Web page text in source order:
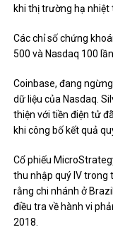
khi thị trường hạ
Các chỉ số chứng
500 và Nasdaq 100
Coinbase, đangngừng
dữ liệu của Nasdaq.
thiện với tiền điện tử
khi công bố kết quả
Cổ phiếu
thu nhập quý IV trong
rằng chi nhánh ở
điều tra về hành vi
2018.